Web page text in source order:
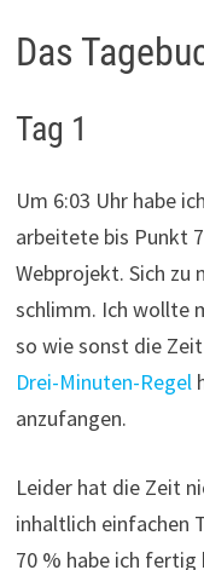
Das
Tag 1
Um 6:03 Uhr habe
arbeitete bis Punkt
Webprojekt. Sich
schlimm. Ich wollte
so wie sonst die
Drei-Minuten-Regel
anzufangen.
Leider hat die Zeit
inhaltlich einfachen
70 % habe ich fertig